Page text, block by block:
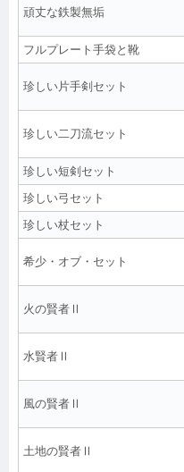
頑丈な鉄製無垢
フルプレート手袋と靴
珍しい片手剣セット
珍しい二刀流セット
珍しい短剣セット
珍しい弓セット
珍しい杖セット
希少・オブ・セット
火の賢者Ⅱ
水賢者Ⅱ
風の賢者Ⅱ
土地の賢者Ⅱ